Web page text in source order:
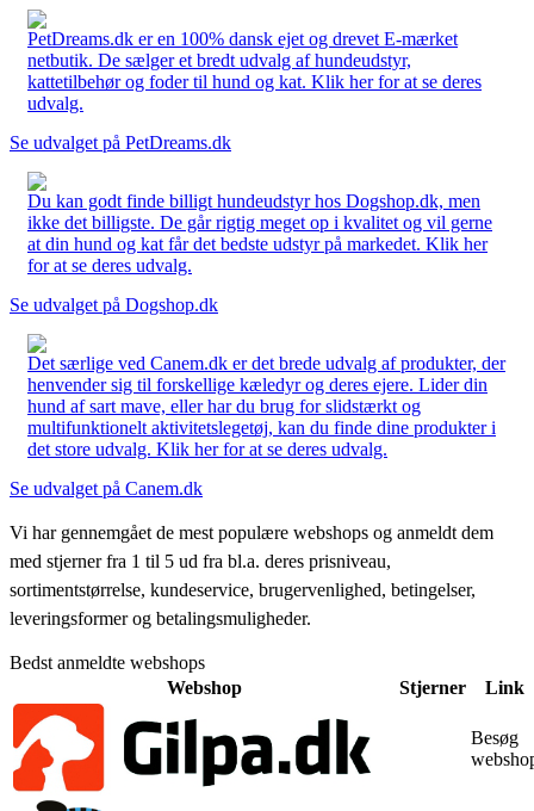
PetDreams.dk er en 100% dansk ejet og drevet E-mærket
netbutik. De sælger et bredt udvalg af hundeudstyr,
kattetilbehør og foder til hund og kat. Klik her for at se deres
udvalg.
Se udvalget på PetDreams.dk
Du kan godt finde billigt hundeudstyr hos Dogshop.dk, men
ikke det billigste. De går rigtig meget op i kvalitet og vil gerne
at din hund og kat får det bedste udstyr på markedet. Klik her
for at se deres udvalg.
Se udvalget på Dogshop.dk
Det særlige ved Canem.dk er det brede udvalg af produkter, der
henvender sig til forskellige kæledyr og deres ejere. Lider din
hund af sart mave, eller har du brug for slidstærkt og
multifunktionelt aktivitetslegetøj, kan du finde dine produkter i
det store udvalg. Klik her for at se deres udvalg.
Se udvalget på Canem.dk
Vi har gennemgået de mest populære webshops og anmeldt dem
med stjerner fra 1 til 5 ud fra bl.a. deres prisniveau,
sortimentstørrelse, kundeservice, brugervenlighed, betingelser,
leveringsformer og betalingsmuligheder.
Bedst anmeldte webshops
Webshop
Stjerner Link
Besøg